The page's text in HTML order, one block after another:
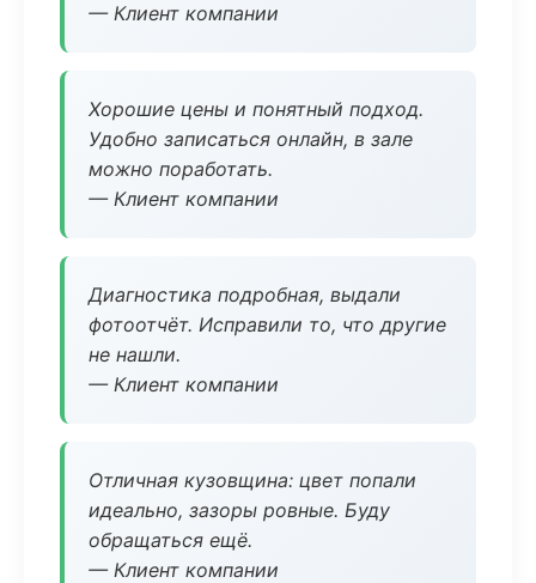
— Клиент компании
Хорошие цены и понятный подход.
Удобно записаться онлайн, в зале
можно поработать.
— Клиент компании
Диагностика подробная, выдали
фотоотчёт. Исправили то, что другие
не нашли.
— Клиент компании
Отличная кузовщина: цвет попали
идеально, зазоры ровные. Буду
обращаться ещё.
— Клиент компании